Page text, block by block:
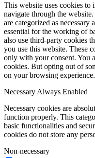
This website uses cookies
navigate through the
are categorized as necessary
essential for the working of
also use third-party cookies
you use this website. These
only with your consent. You
cookies. But opting out of
on your browsing experience.
Necessary Always Enabled
Necessary cookies are
function properly. This
basic functionalities and
cookies do not store any
Non-necessary